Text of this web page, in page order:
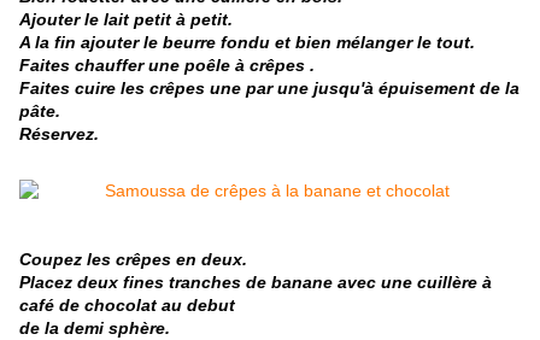
Ajouter le lait petit à petit.
A la fin ajouter le beurre fondu et bien mélanger le tout.
Faites chauffer une poêle à crêpes .
Faites cuire les crêpes une par une jusqu'à épuisement de la
pâte.
Réservez.
Coupez les crêpes en deux.
Placez deux fines tranches de banane avec une cuillère à
café de chocolat au debut
de la demi sphère.